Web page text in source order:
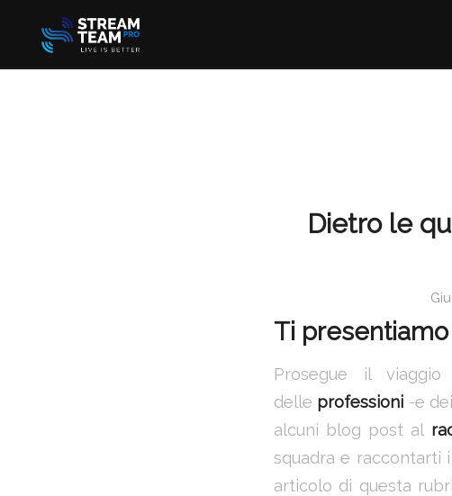
Dietro le
Ti
Prosegue il
delle professioni -e dei
alcuni blog post al
squadra e raccontarti
articolo di questa